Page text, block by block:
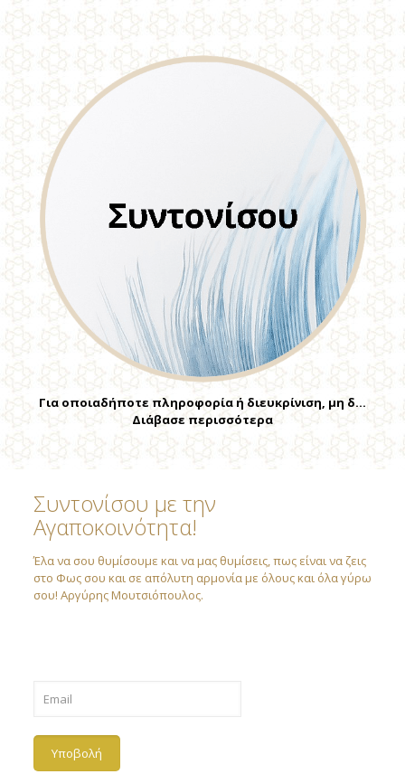
Για οποιαδήποτε πληροφορία ή διευκρίνιση, μη δ…
Διάβασε περισσότερα
Συντονίσου με την
Αγαποκοινότητα!
Έλα να σου θυμίσουμε και να μας θυμίσεις, πως είναι να ζεις
στο Φως σου και σε απόλυτη αρμονία με όλους και όλα γύρω
σου! Αργύρης Μουτσιόπουλος.